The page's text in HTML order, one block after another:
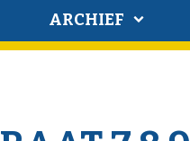
ARCHIEF